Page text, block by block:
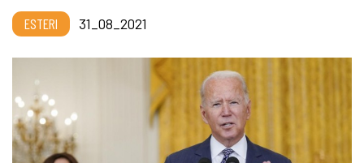
ESTERI 31_08_2021